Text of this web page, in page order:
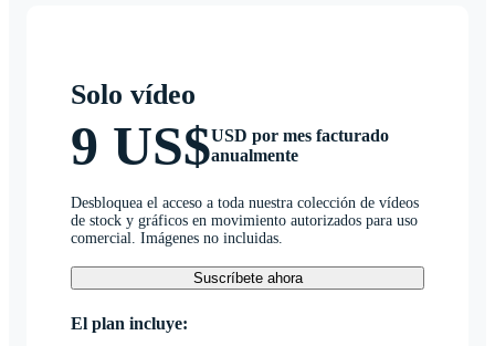
Solo vídeo
9 US$USD por mes facturado
anualmente
Desbloquea el acceso a toda nuestra colección de vídeos
de stock y gráficos en movimiento autorizados para uso
comercial. Imágenes no incluidas.
Suscríbete ahora
El plan incluye: